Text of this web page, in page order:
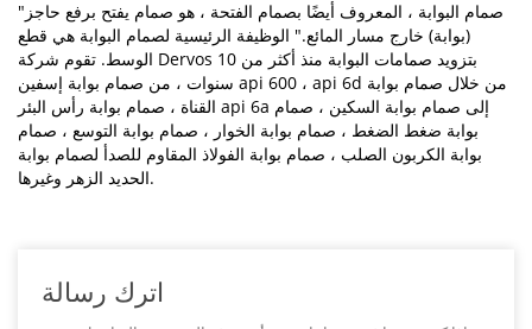
"صمام البوابة ، المعروف أيضًا بصمام الفتحة ، هو صمام يفتح برفع حاجز
(بوابة) خارج مسار المائع." الوظيفة الرئيسية لصمام البوابة هي قطع
الوسط. تقوم شركة Dervos بتزويد صمامات البوابة منذ أكثر من 10
سنوات ، من صمام بوابة إسفين api 600 ، api 6d من خلال صمام بوابة
القناة ، صمام بوابة رأس البئر api 6a إلى صمام بوابة السكين ، صمام
بوابة ضغط الضغط ، صمام بوابة الخوار ، صمام بوابة التوسع ، صمام
بوابة الكربون الصلب ، صمام بوابة الفولاذ المقاوم للصدأ لصمام بوابة
الحديد الزهر وغيرها.
اترك رسالة